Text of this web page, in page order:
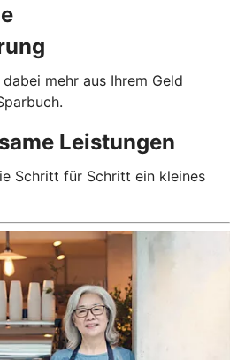
mehr aus Ihrem Geld
Leistungen
Schritt für Schritt ein kleines